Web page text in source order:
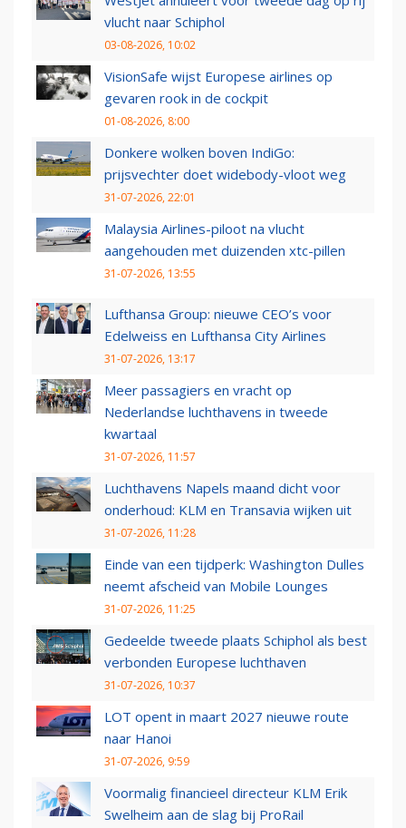
vlucht naar Schiphol
03-08-2026, 10:02
VisionSafe wijst Europese airlines op
gevaren rook in de cockpit
01-08-2026, 8:00
Donkere wolken boven IndiGo:
prijsvechter doet widebody-vloot weg
31-07-2026, 22:01
Malaysia Airlines-piloot na vlucht
aangehouden met duizenden xtc-pillen
31-07-2026, 13:55
Lufthansa Group: nieuwe CEO’s voor
Edelweiss en Lufthansa City Airlines
31-07-2026, 13:17
Meer passagiers en vracht op
Nederlandse luchthavens in tweede
kwartaal
31-07-2026, 11:57
Luchthavens Napels maand dicht voor
onderhoud: KLM en Transavia wijken uit
31-07-2026, 11:28
Einde van een tijdperk: Washington Dulles
neemt afscheid van Mobile Lounges
31-07-2026, 11:25
Gedeelde tweede plaats Schiphol als best
verbonden Europese luchthaven
31-07-2026, 10:37
LOT opent in maart 2027 nieuwe route
naar Hanoi
31-07-2026, 9:59
Voormalig financieel directeur KLM Erik
Swelheim aan de slag bij ProRail